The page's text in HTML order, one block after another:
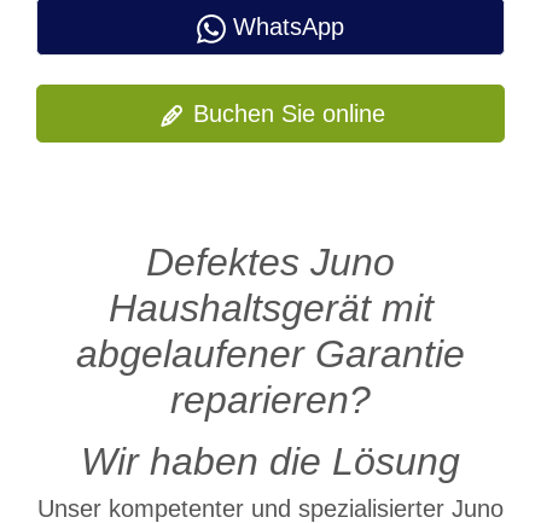
WhatsApp
Buchen Sie online
Defektes Juno
Haushaltsgerät mit
abgelaufener Garantie
reparieren?
Wir haben die Lösung
Unser kompetenter und spezialisierter Juno